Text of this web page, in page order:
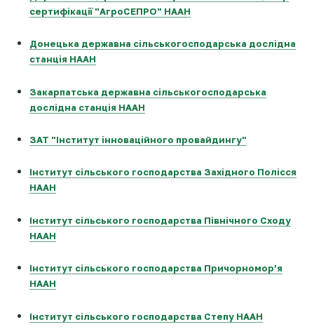
сертифікації "АгроСЕПРО" НААН
Донецька державна сільськогосподарська дослідна
станція НААН
Закарпатська державна сільськогосподарська
дослідна станція НААН
ЗАТ "Інститут інноваційного провайдингу"
Інститут сільського господарства Західного Полісся
НААН
Інститут сільського господарства Північного Сходу
НААН
Інститут сільського господарства Причорномор’я
НААН
Інститут сільського господарства Степу НААН